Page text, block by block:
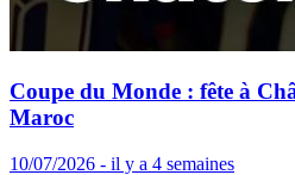
Coupe du Monde : fête à
Maroc
10/07/2026 - il y a 4 semaines